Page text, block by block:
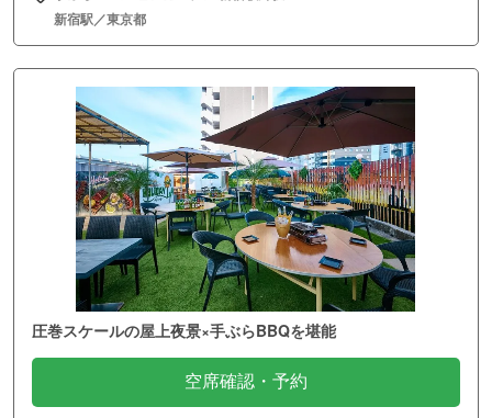
新宿駅／東京都
圧巻スケールの屋上夜景×手ぶらBBQを堪能
空席確認・予約